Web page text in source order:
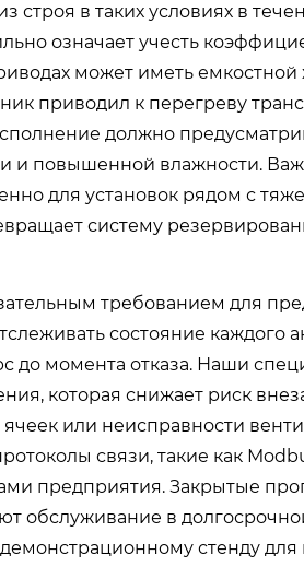
в таких условиях в
означает учесть
может иметь
приводил к перегреву
должно
и повышенной влажности.
для установок рядом с
систему
требованием для
состояние каждого
до момента отказа. Наши
которая снижает риск
или неисправности
связи, такие как
предприятия. Закрытые
обслуживание в
стенду для